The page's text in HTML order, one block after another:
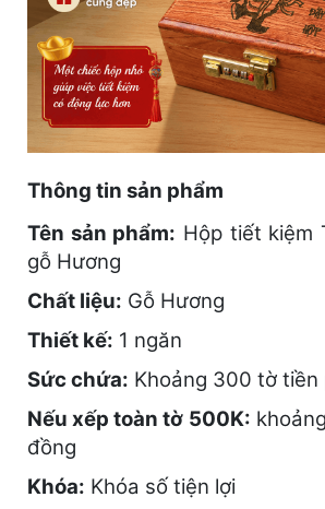
Thông tin sản phẩm
Tên sản phẩm: Hộp tiết kiệm
gỗ Hương
Chất liệu: Gỗ Hương
Thiết kế: 1 ngăn
Sức chứa: Khoảng 300 tờ tiền
Nếu xếp toàn tờ 500K:
đồng
Khóa: Khóa số tiện lợi